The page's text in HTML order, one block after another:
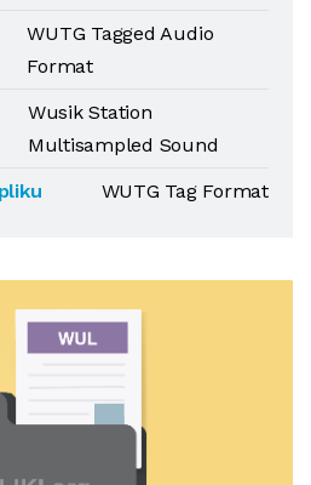
WUTG Tagged Audio
Format
Wusik Station
Multisampled Sound
WUTG Tag Format